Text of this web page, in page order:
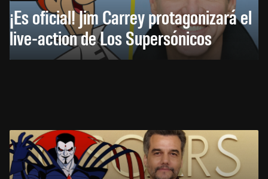
¡Es oficial! Jim Carrey protagonizará el
live-action de Los Supersónicos